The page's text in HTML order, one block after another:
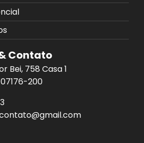
Contato
Bei, 758 Casa 1
200